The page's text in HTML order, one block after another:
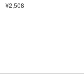
¥2,508